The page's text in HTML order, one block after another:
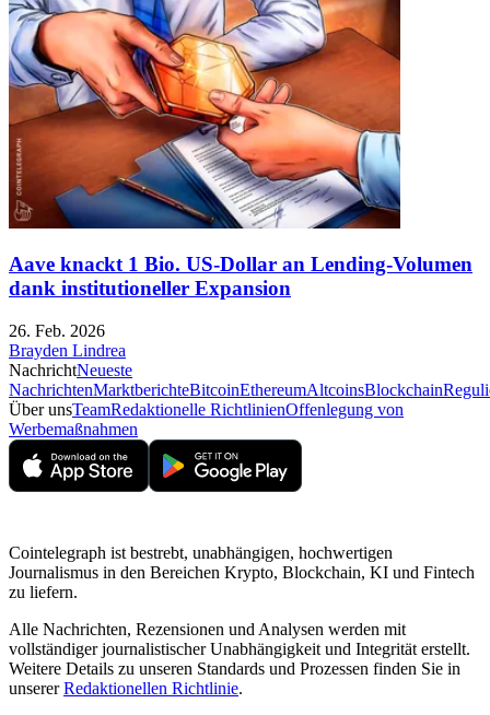
Aave knackt 1 Bio. US-Dollar an Lending-Volumen
dank institutioneller Expansion
26. Feb. 2026
Brayden Lindrea
NachrichtNeueste
NachrichtenMarktberichteBitcoinEthereumAltcoinsBlockchain
Über unsTeamRedaktionelle RichtlinienOffenlegung von
Werbemaßnahmen
Cointelegraph ist bestrebt, unabhängigen, hochwertigen
Journalismus in den Bereichen Krypto, Blockchain, KI und Fintech
zu liefern.
Alle Nachrichten, Rezensionen und Analysen werden mit
vollständiger journalistischer Unabhängigkeit und Integrität erstellt.
Weitere Details zu unseren Standards und Prozessen finden Sie in
unsererRedaktionellen Richtlinie.